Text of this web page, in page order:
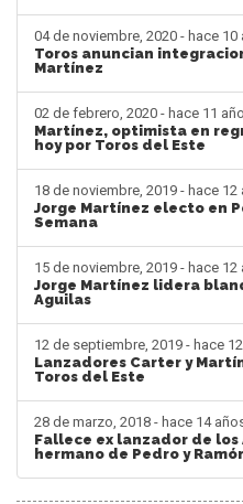
04 de noviembre, 2020 - hace 10
Toros anuncian
Martínez
02 de febrero, 2020 - hace 11
Martínez, optimista en
hoy por Toros del Este
18 de noviembre, 2019 - hace 12
Jorge Martínez electo en
Semana
15 de noviembre, 2019 - hace 12
Jorge Martínez lidera
Aguilas
12 de septiembre, 2019 - hace
Lanzadores Carter y
Toros del Este
28 de marzo, 2018 - hace 14
Fallece ex lanzador de los
hermano de Pedro y